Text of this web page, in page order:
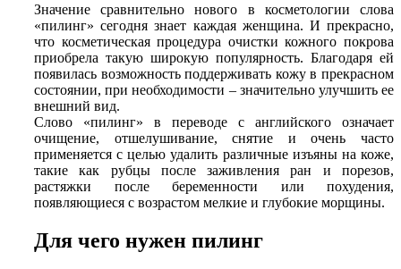
Значение сравнительно нового в косметологии слова
«пилинг» сегодня знает каждая женщина. И прекрасно,
что косметическая процедура очистки кожного покрова
приобрела такую широкую популярность. Благодаря ей
появилась возможность поддерживать кожу в прекрасном
состоянии, при необходимости – значительно улучшить ее
внешний вид.
Слово «пилинг» в переводе с английского означает
очищение, отшелушивание, снятие и очень часто
применяется с целью удалить различные изъяны на коже,
такие как рубцы после заживления ран и порезов,
растяжки после беременности или похудения,
появляющиеся с возрастом мелкие и глубокие морщины.
Для чего нужен пилинг